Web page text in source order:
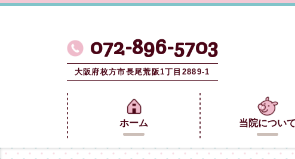
072-896-5703
大阪府枚方市長尾荒阪1丁目2889-1
ホーム 当院について